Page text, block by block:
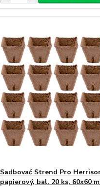
Sadbovač Strend Pro
papierový, bal. 20 ks, 60x60